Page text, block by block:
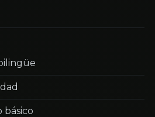
básico